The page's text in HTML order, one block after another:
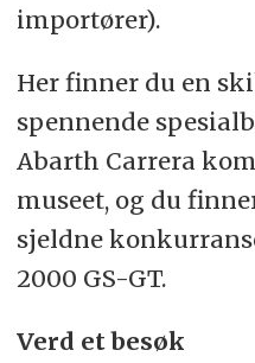
importører).
Her finner du en
spennende
Abarth Carrera
museet, og du
sjeldne
2000 GS-GT.
Verd et besøk